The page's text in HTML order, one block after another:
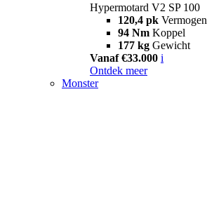
Hypermotard V2 SP 100
120,4 pk Vermogen
94 Nm Koppel
177 kg Gewicht
Vanaf €33.000 i
Ontdek meer
Monster